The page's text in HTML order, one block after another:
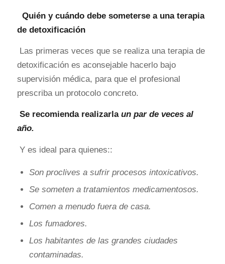
Quién y cuándo debe someterse a una terapia
de detoxificación
Las primeras veces que se realiza una terapia de
detoxificación es aconsejable hacerlo bajo
supervisión médica, para que el profesional
prescriba un protocolo concreto.
Se recomienda realizarlaun par de veces al
año.
Y es ideal para quienes::
Son proclives a sufrir procesos intoxicativos.
Se someten a tratamientos medicamentosos.
Comen a menudo fuera de casa.
Los fumadores.
Los habitantes de las grandes ciudades
contaminadas.